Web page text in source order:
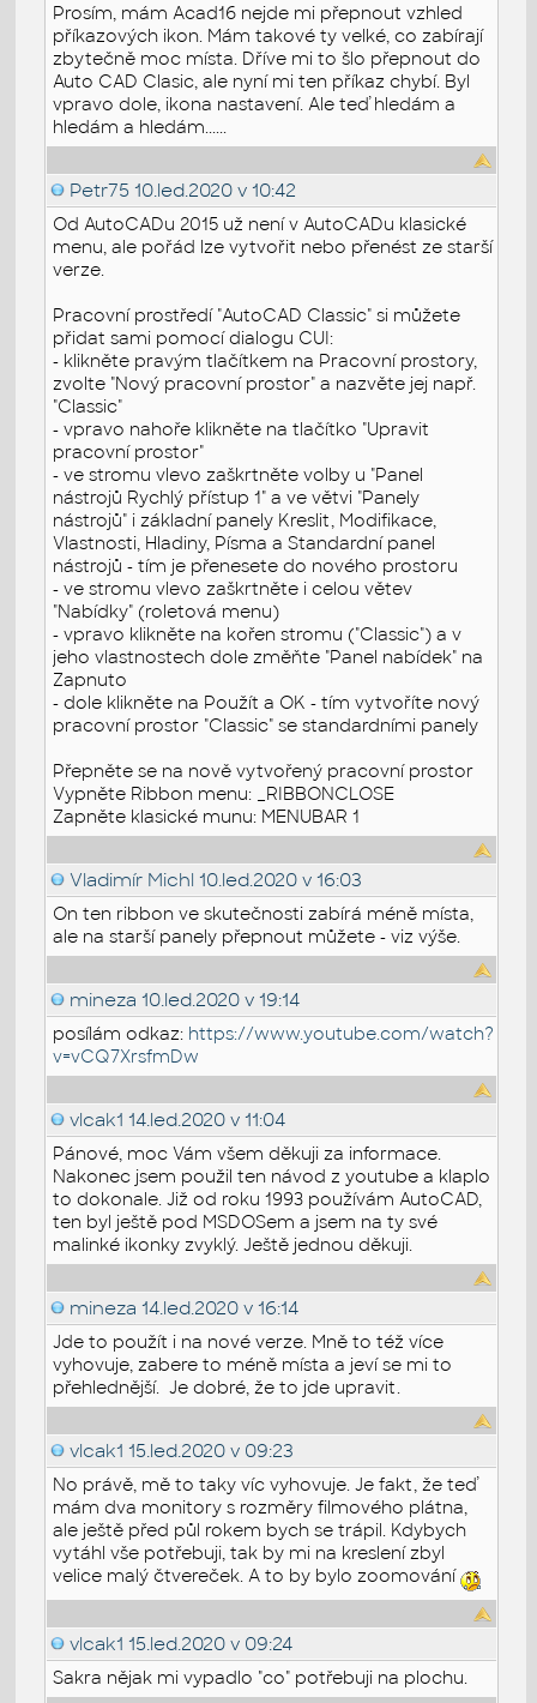
Prosím, mám Acad16 nejde mi přepnout vzhled
příkazových ikon. Mám takové ty velké, co zabírají
zbytečně moc místa. Dříve mi to šlo přepnout do
Auto CAD Clasic, ale nyní mi ten příkaz chybí. Byl
vpravo dole, ikona nastavení. Ale teď hledám a
hledám a hledám......
Petr75 10.led.2020 v 10:42
Od AutoCADu 2015 už není v AutoCADu klasické
menu, ale pořád lze vytvořit nebo přenést ze starší
verze.
Pracovní prostředí "AutoCAD Classic" si můžete
přidat sami pomocí dialogu CUI:
- klikněte pravým tlačítkem na Pracovní prostory,
zvolte "Nový pracovní prostor" a nazvěte jej např.
"Classic"
- vpravo nahoře klikněte na tlačítko "Upravit
pracovní prostor"
- ve stromu vlevo zaškrtněte volby u "Panel
nástrojů Rychlý přístup 1" a ve větvi "Panely
nástrojů" i základní panely Kreslit, Modifikace,
Vlastnosti, Hladiny, Písma a Standardní panel
nástrojů - tím je přenesete do nového prostoru
- ve stromu vlevo zaškrtněte i celou větev
"Nabídky" (roletová menu)
- vpravo klikněte na kořen stromu ("Classic") a v
jeho vlastnostech dole změňte "Panel nabídek" na
Zapnuto
- dole klikněte na Použít a OK - tím vytvoříte nový
pracovní prostor "Classic" se standardními panely
Přepněte se na nově vytvořený pracovní prostor
Vypněte Ribbon menu: _RIBBONCLOSE
Zapněte klasické munu: MENUBAR 1
Vladimír Michl 10.led.2020 v 16:03
On ten ribbon ve skutečnosti zabírá méně místa,
ale na starší panely přepnout můžete - viz výše.
mineza 10.led.2020 v 19:14
posílám odkaz: https://www.youtube.com/watch?
v=vCQ7XrsfmDw
vlcak1 14.led.2020 v 11:04
Pánové, moc Vám všem děkuji za informace.
Nakonec jsem použil ten návod z youtube a klaplo
to dokonale. Již od roku 1993 používám AutoCAD,
ten byl ještě pod MSDOSem a jsem na ty své
malinké ikonky zvyklý. Ještě jednou děkuji.
mineza 14.led.2020 v 16:14
Jde to použít i na nové verze. Mně to též více
vyhovuje, zabere to méně místa a jeví se mi to
přehlednější. Je dobré, že to jde upravit.
vlcak1 15.led.2020 v 09:23
No právě, mě to taky víc vyhovuje. Je fakt, že teď
mám dva monitory s rozměry filmového plátna,
ale ještě před půl rokem bych se trápil. Kdybych
vytáhl vše potřebuji, tak by mi na kreslení zbyl
velice malý čtvereček. A to by bylo zoomování
vlcak1 15.led.2020 v 09:24
Sakra nějak mi vypadlo "co" potřebuji na plochu.